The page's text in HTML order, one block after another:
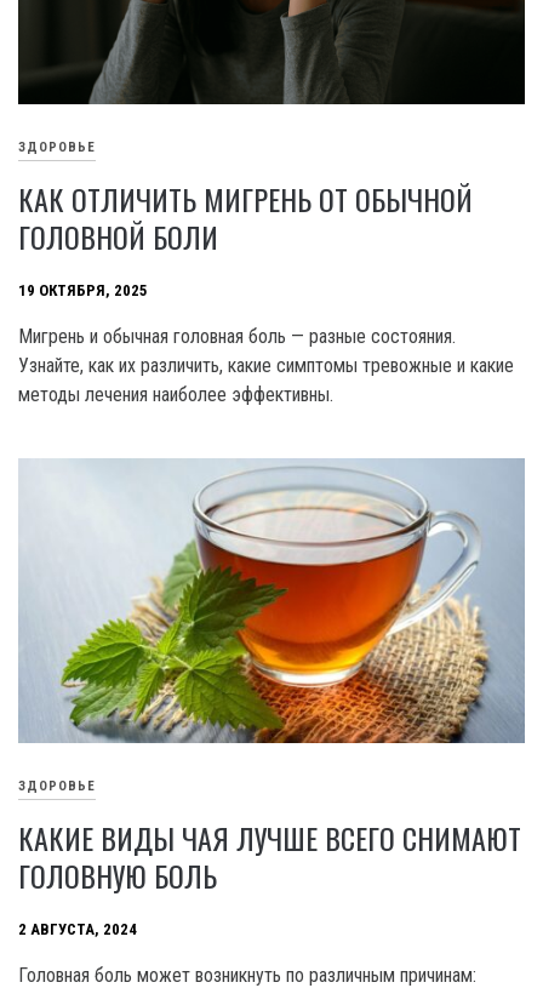
ЗДОРОВЬЕ
КАК ОТЛИЧИТЬ МИГРЕНЬ ОТ ОБЫЧНОЙ
ГОЛОВНОЙ БОЛИ
19 ОКТЯБРЯ, 2025
Мигрень и обычная головная боль — разные состояния.
Узнайте, как их различить, какие симптомы тревожные и какие
методы лечения наиболее эффективны.
ЗДОРОВЬЕ
КАКИЕ ВИДЫ ЧАЯ ЛУЧШЕ ВСЕГО СНИМАЮТ
ГОЛОВНУЮ БОЛЬ
2 АВГУСТА, 2024
Головная боль может возникнуть по различным причинам: